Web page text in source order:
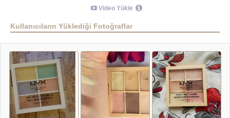
Video Yükle
Kullanıcıların Yüklediği Fotoğraflar